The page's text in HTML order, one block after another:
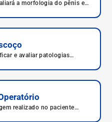
a morfologia do pênis e
e avaliar patologias
realizado no paciente